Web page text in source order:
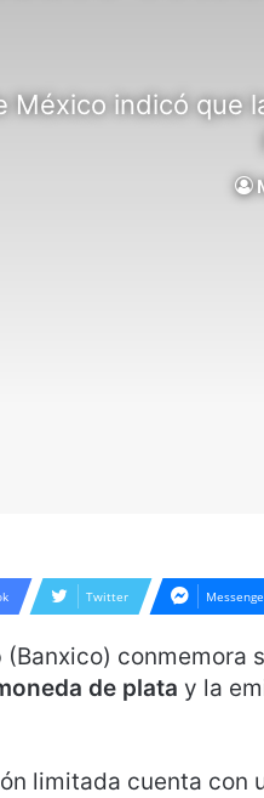
México indicó que
Twitter
(Banxico) conmemora
de plata y la
limitada cuenta con